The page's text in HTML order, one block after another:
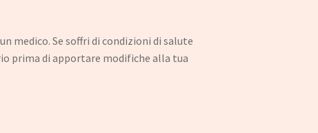
medico. Se soffri di condizioni di salute
prima di apportare modifiche alla tua